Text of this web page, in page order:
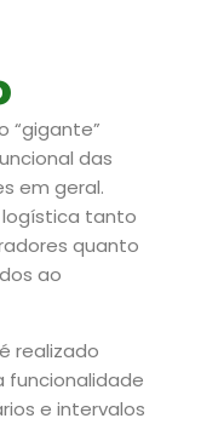
“gigante”
das
em geral.
tanto
quanto
ao
realizado
funcionalidade
e intervalos